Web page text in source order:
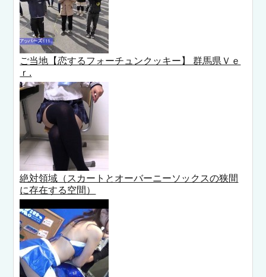
ご当地【恋するフォーチュンクッキー】 群馬県Ｖｅ
ｒ.
絶対領域（スカートとオーバーニーソックスの狭間
に存在する空間）